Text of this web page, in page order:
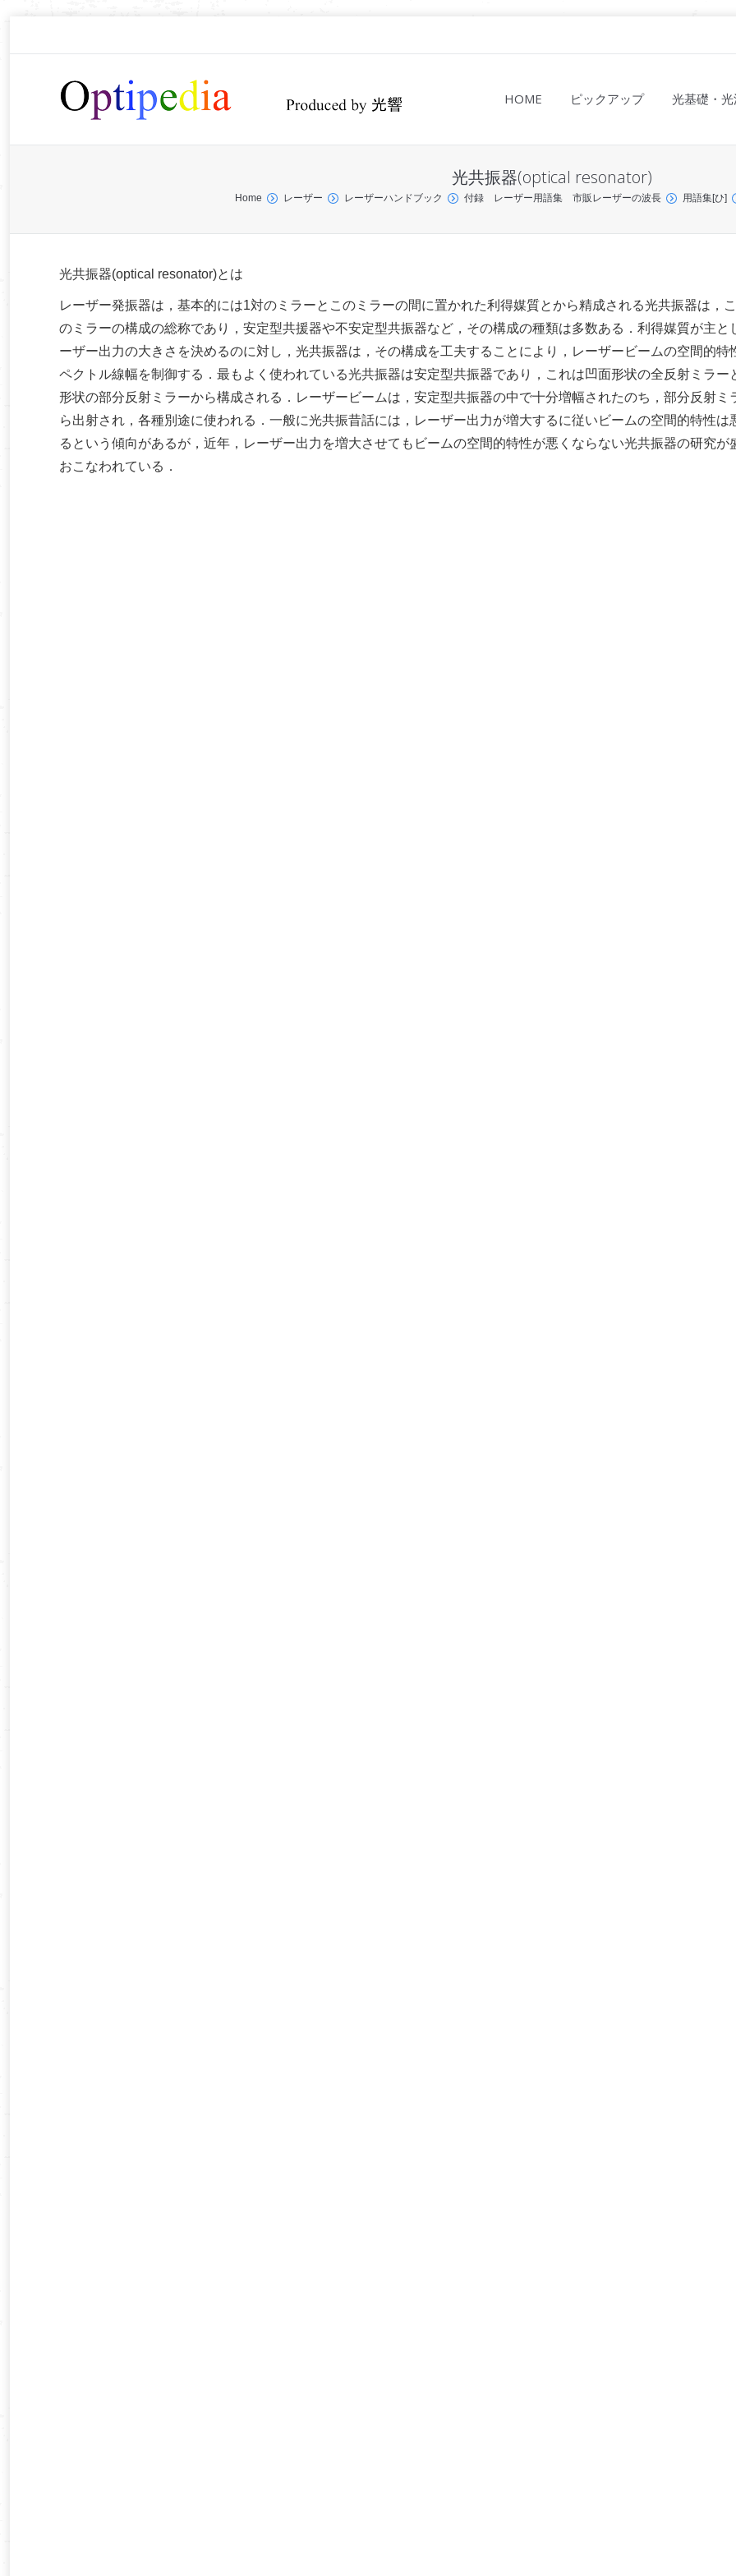
HOME ピックアップ 光基礎・
光共振器(optical resonator)
Home レーザー レーザーハンドブック 付録 レーザー用語集 市販レーザーの波長 用語集[ひ]
光共振器(optical resonator)とは
レーザー発振器は，基本的には1対のミラーとこのミラーの間に置かれた利得媒質とから精成される光共振器は，
のミラーの構成の総称であり，安定型共援器や不安定型共振器など，その構成の種類は多数ある．利得媒質が主と
ーザー出力の大きさを決めるのに対し，光共振器は，その構成を工夫することにより，レーザービームの空間的特
ペクトル線幅を制御する．最もよく使われている光共振器は安定型共振器であり，これは凹面形状の全反射ミラー
形状の部分反射ミラーから構成される．レーザービームは，安定型共振器の中で十分増幅されたのち，部分反射ミ
ら出射され，各種別途に使われる．一般に光共振昔話には，レーザー出力が増大するに従いビームの空間的特性は
るという傾向があるが，近年，レーザー出力を増大させてもビームの空間的特性が悪くならない光共振器の研究が
おこなわれている．